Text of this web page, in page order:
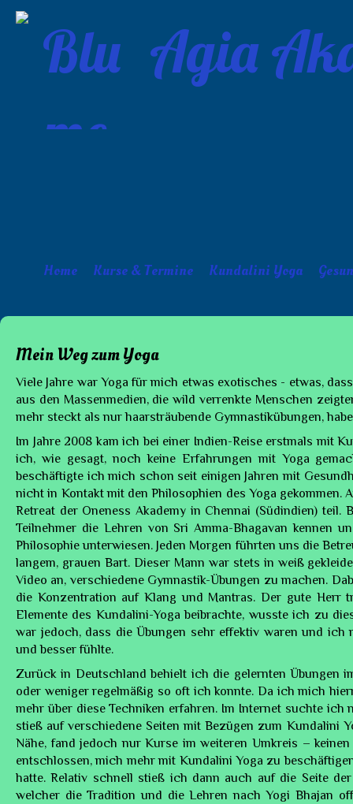
Agia
Home Kurse & Termine Kundalini Yoga
Mein Weg zum Yoga
Viele Jahre war Yoga für mich etwas exotisches - etwas,
aus den Massenmedien, die wild verrenkte Menschen
mehr steckt als nur haarsträubende Gymnastikübungen,
Im Jahre 2008 kam ich bei einer Indien-Reise erstmals mit
ich, wie gesagt, noch keine Erfahrungen mit Yoga
beschäftigte ich mich schon seit einigen Jahren mit
nicht in Kontakt mit den Philosophien des Yoga gekommen.
Retreat der Oneness Akademy in Chennai (Südindien)
Teilnehmer die Lehren von Sri Amma-Bhagavan kennen
Philosophie unterwiesen. Jeden Morgen führten uns die
langem, grauen Bart. Dieser Mann war stets in weiß
Video an, verschiedene Gymnastik-Übungen zu machen.
die Konzentration auf Klang und Mantras. Der gute Herr
Elemente des Kundalini-Yoga beibrachte, wusste ich zu
war jedoch, dass die Übungen sehr effektiv waren und
und besser fühlte.
Zurück in Deutschland behielt ich die gelernten Übungen
oder weniger regelmäßig so oft ich konnte. Da ich mich
mehr über diese Techniken erfahren. Im Internet suchte
stieß auf verschiedene Seiten mit Bezügen zum Kundalini
Nähe, fand jedoch nur Kurse im weiteren Umkreis –
entschlossen, mich mehr mit Kundalini Yoga zu
hatte. Relativ schnell stieß ich dann auch auf die Seite
welcher die Tradition und die Lehren nach Yogi Bhajan